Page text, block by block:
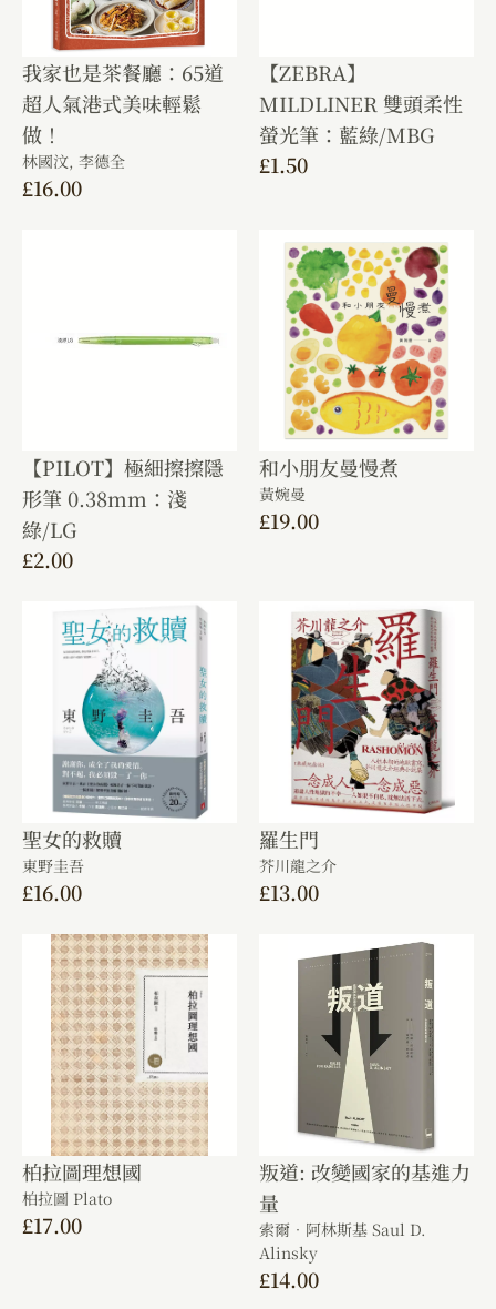
我家也是茶餐廳：65道
超人氣港式美味輕鬆
做！
林國汶, 李德全
£16.00
【ZEBRA】
MILDLINER 雙頭柔性
螢光筆：藍綠/MBG
£1.50
【PILOT】極細擦擦隱
形筆 0.38mm：淺
綠/LG
£2.00
和小朋友曼慢煮
黃婉曼
£19.00
聖女的救贖
東野圭吾
£16.00
羅生門
芥川龍之介
£13.00
柏拉圖理想國
柏拉圖 Plato
£17.00
叛道: 改變國家的基進力
量
索爾．阿林斯基 Saul D.
Alinsky
£14.00